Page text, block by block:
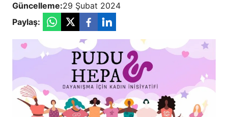
Güncelleme:29 Şubat 2024
Paylaş: